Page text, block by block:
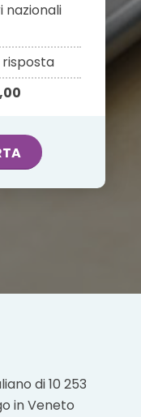
nazionali
di 10 253
in Veneto